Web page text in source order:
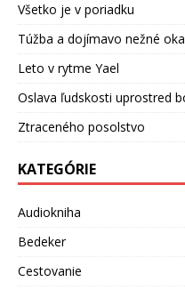
Všetko je v poriadku
Túžba a dojímavo nežné
Leto v rytme Yael
Oslava ľudskosti uprostred
Ztraceného posolstvo
KATEGÓRIE
Audiokniha
Bedeker
Cestovanie